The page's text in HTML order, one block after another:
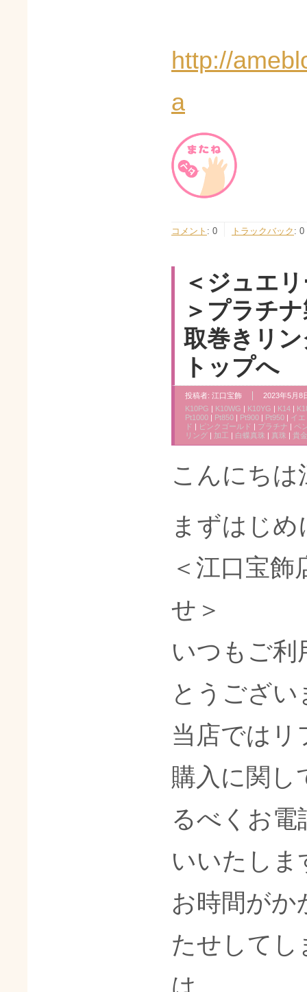
http://
a
コメント : 0 トラックバック : 0
＜ジュエ
＞プラチ
取巻きリ
トップへ
投稿者: 江口宝飾
2023年5月8
K10PG
K10WG K10YG K14
Pt1000
Pt850 Pt900 Pt950
イ
ド
ピンクゴールド プラチナ
ペ
リング
加工 白蝶真珠 真珠 貴
こんにちは
まずはじめ
＜江口宝
せ＞
いつもご利
とうござい
当店ではリ
購入に関し
るべくお電
いいたしま
お時間がか
たせしてし